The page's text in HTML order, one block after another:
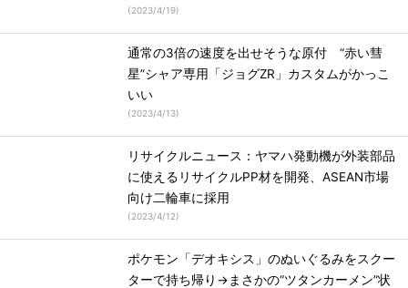
(2023/4/19)
通常の3倍の速度を出せそうな原付 “赤い彗
星”シャア専用「ジョグZR」カスタムがかっこ
いい
(2023/4/13)
リサイクルニュース：ヤマハ発動機が外装部品
に使えるリサイクルPP材を開発、ASEAN市場
向け二輪車に採用
(2023/4/12)
ポケモン「デオキシス」のぬいぐるみをスクー
ターで持ち帰り→まさかの“ツタンカーメン”状